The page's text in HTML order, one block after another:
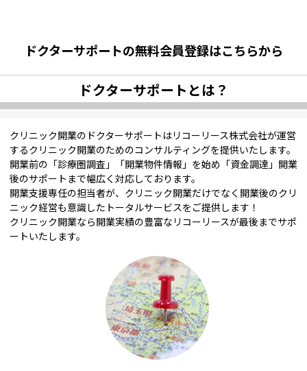
ドクターサポートの無料会員登録はこちらから
ドクターサポートとは？
クリニック開業のドクターサポートはリコーリース株式会社が運営
するクリニック開業のためのコンサルティングを提供いたします。
開業前の「診療圏調査」「開業物件情報」を始め「資金調達」開業
後のサポートまで幅広く対応しております。
開業支援専任の担当者が、クリニック開業だけでなく開業後のクリ
ニック経営も意識したトータルサービスをご提供します！
クリニック開業なら開業実績の豊富なリコーリースが最後までサポ
ートいたします。